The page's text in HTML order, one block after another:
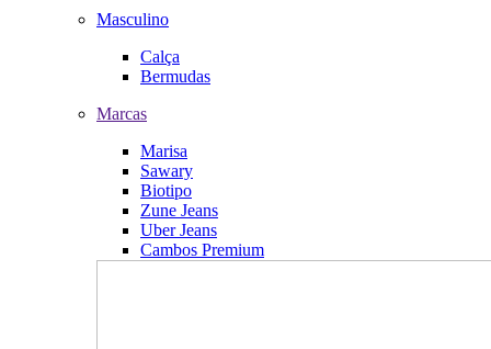
Masculino
Calça
Bermudas
Marcas
Marisa
Sawary
Biotipo
Zune Jeans
Uber Jeans
Cambos Premium